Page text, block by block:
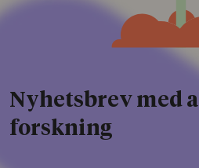
Nyhetsbrev med
forskning